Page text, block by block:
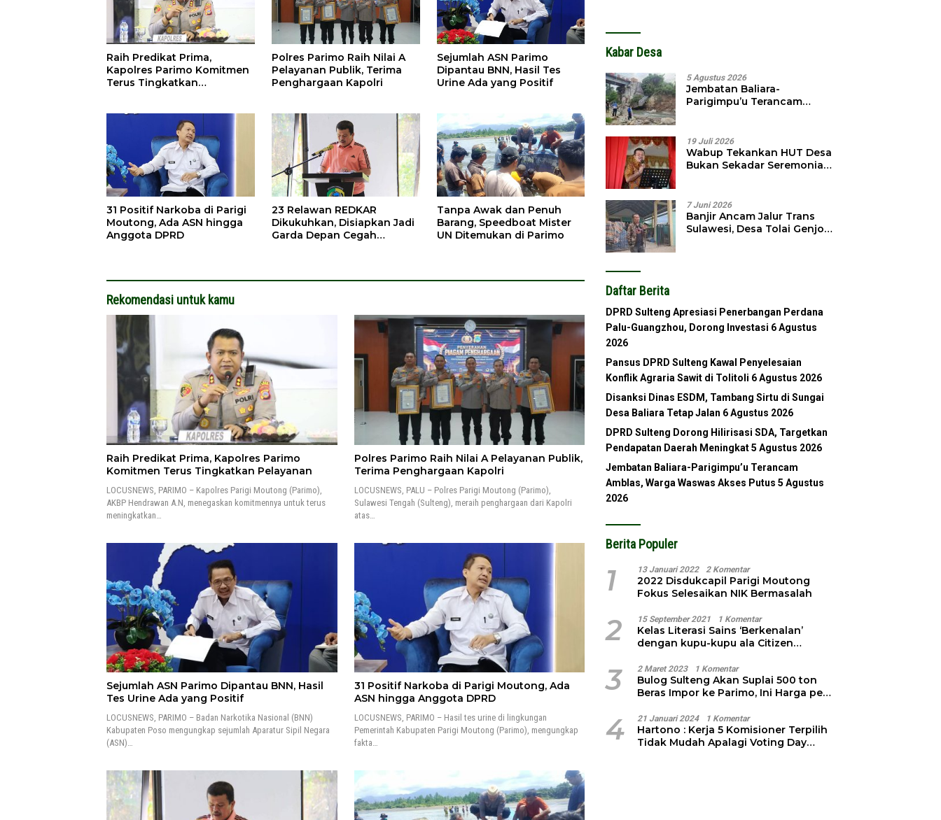
Raih Predikat Prima,
Kapolres Parimo Komitmen
Terus Tingkatkan
Polres Parimo Raih Nilai A
Pelayanan Publik, Terima
Penghargaan Kapolri
Sejumlah ASN Parimo
Dipantau BNN, Hasil Tes
Urine Ada yang Positif
31 Positif Narkoba di Parigi
Moutong, Ada ASN hingga
Anggota DPRD
23 Relawan REDKAR
Dikukuhkan, Disiapkan Jadi
Garda Depan Cegah
Tanpa Awak dan Penuh
Barang, Speedboat Mister
UN Ditemukan di Parimo
Rekomendasi untuk kamu
Raih Predikat Prima, Kapolres Parimo
Komitmen Terus Tingkatkan Pelayanan
LOCUSNEWS, PARIMO – Kapolres Parigi Moutong (Parimo),
AKBP Hendrawan A.N, menegaskan komitmennya untuk terus
meningkatkan…
Polres Parimo Raih Nilai A Pelayanan Publik,
Terima Penghargaan Kapolri
LOCUSNEWS, PALU – Polres Parigi Moutong (Parimo),
Sulawesi Tengah (Sulteng), meraih penghargaan dari Kapolri
atas…
Sejumlah ASN Parimo Dipantau BNN, Hasil
Tes Urine Ada yang Positif
LOCUSNEWS, PARIMO – Badan Narkotika Nasional (BNN)
Kabupaten Poso mengungkap sejumlah Aparatur Sipil Negara
(ASN)…
31 Positif Narkoba di Parigi Moutong, Ada
ASN hingga Anggota DPRD
LOCUSNEWS, PARIMO – Hasil tes urine di lingkungan
Pemerintah Kabupaten Parigi Moutong (Parimo), mengungkap
fakta…
Kabar Desa
5 Agustus 2026
Jembatan Baliara-
Parigimpu’u Terancam
19 Juli 2026
Wabup Tekankan HUT Desa
Bukan Sekadar Seremonial,
7 Juni 2026
Banjir Ancam Jalur Trans
Sulawesi, Desa Tolai Genjot
Daftar Berita
DPRD Sulteng Apresiasi Penerbangan Perdana
Palu-Guangzhou, Dorong Investasi 6 Agustus
2026
Pansus DPRD Sulteng Kawal Penyelesaian
Konflik Agraria Sawit di Tolitoli 6 Agustus 2026
Disanksi Dinas ESDM, Tambang Sirtu di Sungai
Desa Baliara Tetap Jalan 6 Agustus 2026
DPRD Sulteng Dorong Hilirisasi SDA, Targetkan
Pendapatan Daerah Meningkat 5 Agustus 2026
Jembatan Baliara-Parigimpu’u Terancam
Amblas, Warga Waswas Akses Putus 5 Agustus
2026
Berita Populer
1 13 Januari 2022 2 Komentar
2022 Disdukcapil Parigi Moutong
Fokus Selesaikan NIK Bermasalah
2 15 September 2021 1 Komentar
Kelas Literasi Sains ‘Berkenalan’
dengan kupu-kupu ala Citizen
3 2 Maret 2023 1 Komentar
Bulog Sulteng Akan Suplai 500 ton
Beras Impor ke Parimo, Ini Harga per
4 21 Januari 2024 1 Komentar
Hartono : Kerja 5 Komisioner Terpilih
Tidak Mudah Apalagi Voting Day